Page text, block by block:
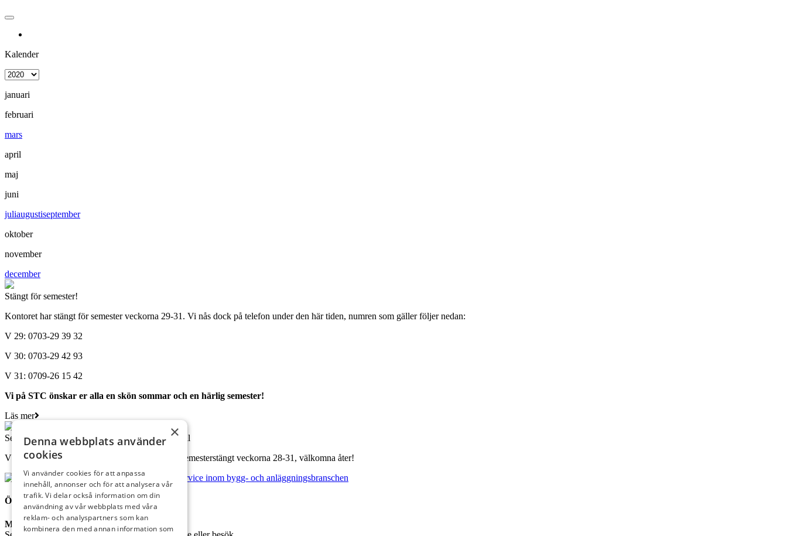
Kalender
januari
februari
mars
april
maj
juni
juliaugustiseptember
oktober
november
december
Stängt för semester!
Kontoret har stängt för semester veckorna 29-31. Vi nås dock på telefon under den här tiden, numren som gäller följer nedan:
V 29: 0703-29 39 32
V 30: 0703-29 42 93
V 31: 0709-26 15 42
Vi på STC önskar er alla en skön sommar och en härlig semester!
Läs mer
Semestertider för släpkärrelastning av grusmaterial
Vår försäljning av grusmaterial på Kyllared har semesterstängt veckorna 28-31, välkomna åter!
ÖPPETTIDER
Mån – Fre
07:00-16:00
×
Denna webbplats använder
cookies
Vi använder cookies för att anpassa
innehåll, annonser och för att analysera vår
trafik. Vi delar också information om din
användning av vår webbplats med våra
reklam- och analyspartners som kan
kombinera den med annan information som